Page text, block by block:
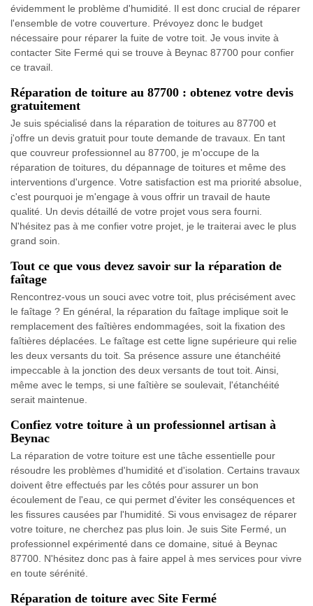
évidemment le problème d'humidité. Il est donc crucial de réparer
l'ensemble de votre couverture. Prévoyez donc le budget
nécessaire pour réparer la fuite de votre toit. Je vous invite à
contacter Site Fermé qui se trouve à Beynac 87700 pour confier
ce travail.
Réparation de toiture au 87700 : obtenez votre devis
gratuitement
Je suis spécialisé dans la réparation de toitures au 87700 et
j'offre un devis gratuit pour toute demande de travaux. En tant
que couvreur professionnel au 87700, je m'occupe de la
réparation de toitures, du dépannage de toitures et même des
interventions d'urgence. Votre satisfaction est ma priorité absolue,
c'est pourquoi je m'engage à vous offrir un travail de haute
qualité. Un devis détaillé de votre projet vous sera fourni.
N'hésitez pas à me confier votre projet, je le traiterai avec le plus
grand soin.
Tout ce que vous devez savoir sur la réparation de
faîtage
Rencontrez-vous un souci avec votre toit, plus précisément avec
le faîtage ? En général, la réparation du faîtage implique soit le
remplacement des faîtières endommagées, soit la fixation des
faîtières déplacées. Le faîtage est cette ligne supérieure qui relie
les deux versants du toit. Sa présence assure une étanchéité
impeccable à la jonction des deux versants de tout toit. Ainsi,
même avec le temps, si une faîtière se soulevait, l'étanchéité
serait maintenue.
Confiez votre toiture à un professionnel artisan à
Beynac
La réparation de votre toiture est une tâche essentielle pour
résoudre les problèmes d'humidité et d'isolation. Certains travaux
doivent être effectués par les côtés pour assurer un bon
écoulement de l'eau, ce qui permet d'éviter les conséquences et
les fissures causées par l'humidité. Si vous envisagez de réparer
votre toiture, ne cherchez pas plus loin. Je suis Site Fermé, un
professionnel expérimenté dans ce domaine, situé à Beynac
87700. N'hésitez donc pas à faire appel à mes services pour vivre
en toute sérénité.
Réparation de toiture avec Site Fermé